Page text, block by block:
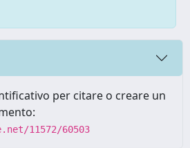
per citare o creare un
11572/60503